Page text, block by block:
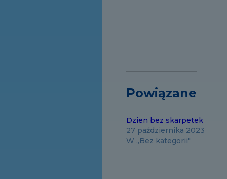
Powiązane
Dzien bez skarpetek
27 października 2023
W „Bez kategorii"